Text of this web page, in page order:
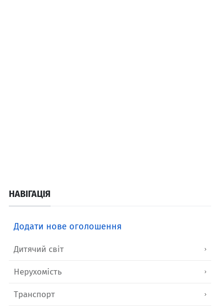
НАВІГАЦІЯ
Додати нове оголошення
Дитячий світ
Нерухомість
Транспорт